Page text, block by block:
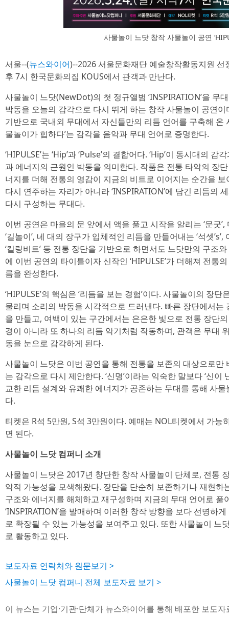
사물놀이 느닷 창작 사물놀이 공연
서울--(뉴스와이어)--2026 서울문화재단 예술창작활동지원 선
후 7시 한국문화의집 KOUS에서 관객과 만난다.
사물놀이 느닷(NewDot)의 첫 정규앨범 ‘INSPIRATION’을 무
박동을 오늘의 감각으로 다시 뛰게 하는 창작 사물놀이 공연
기반으로 국내외 무대에서 자신들만의 리듬 언어를 구축해 온
물놀이가 힙하다’는 감각을 음악과 무대 언어로 증명한다.
‘HIPULSE’는 ‘Hip’과 ‘Pulse’의 결합어다. ‘Hip’이 동시대의
과 에너지의 근원인 박동을 의미한다. 작품은 전통 타악의 장
너지를 더해 전통의 영감이 지금의 비트로 이어지는 순간을
다시 연주하는 자리가 아니라 ‘INSPIRATION’에 담긴 리듬의
다시 구성하는 무대다.
이번 공연은 마을의 문 앞에서 액을 풀고 시작을 알리는 ‘문굿
‘길놀이’, 네 대의 장구가 입체적인 리듬을 만들어내는 ‘석셋
‘킬링비트’ 등 전통 장단을 기반으로 하면서도 느닷만의 구조
에 이번 공연의 타이틀이자 신작인 ‘HIPULSE’가 더해져 전통
름을 완성한다.
‘HIPULSE’의 핵심은 ‘리듬을 보는 경험’이다. 사물놀이의 장
물리며 소리의 박동을 시각적으로 드러낸다. 빠른 장단에서
을 만들고, 여백이 있는 구간에서는 은은한 빛으로 전통 장단
경이 아니라 또 하나의 리듬 악기처럼 작동하며, 관객은 무대
동을 눈으로 감각하게 된다.
사물놀이 느닷은 이번 공연을 통해 전통을 보존의 대상으로만
는 감각으로 다시 제안한다. ‘신명’이라는 익숙한 말보다 ‘신
교한 리듬 설계와 유쾌한 에너지가 공존하는 무대를 통해 사
다.
티켓은 R석 5만원, S석 3만원이다. 예매는 NOL티켓에서 가능
면 된다.
사물놀이 느닷 컴퍼니 소개
사물놀이 느닷은 2017년 창단한 창작 사물놀이 단체로, 전통
악적 가능성을 모색해왔다. 장단을 단순히 보존하거나 재현하
구조와 에너지를 해체하고 재구성하며 지금의 무대 언어로 풀
‘INSPIRATION’을 발매하며 이러한 창작 방향을 보다 선명하
로 확장될 수 있는 가능성을 보여주고 있다. 또한 사물놀이 느
로 활동하고 있다.
보도자료 연락처와 원문보기 >
사물놀이 느닷 컴퍼니 전체 보도자료 보기 >
이 뉴스는 기업·기관·단체가 뉴스와이어를 통해 배포한 보도